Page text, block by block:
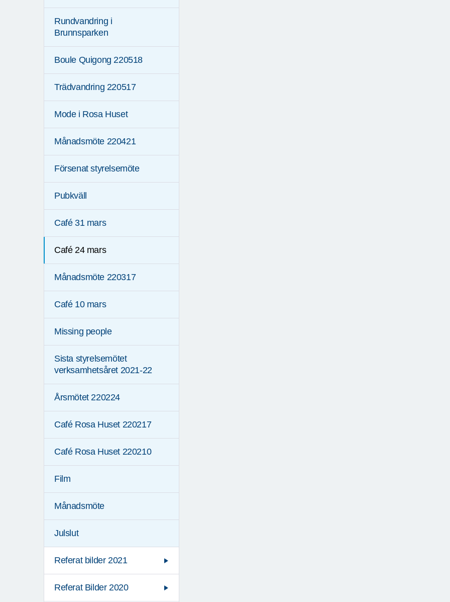
Rundvandring i
Brunnsparken
Boule Quigong 220518
Trädvandring 220517
Mode i Rosa Huset
Månadsmöte 220421
Försenat styrelsemöte
Pubkväll
Café 31 mars
Café 24 mars
Månadsmöte 220317
Café 10 mars
Missing people
Sista styrelsemötet
verksamhetsåret 2021-22
Årsmötet 220224
Café Rosa Huset 220217
Café Rosa Huset 220210
Film
Månadsmöte
Julslut
Referat bilder 2021
Referat Bilder 2020